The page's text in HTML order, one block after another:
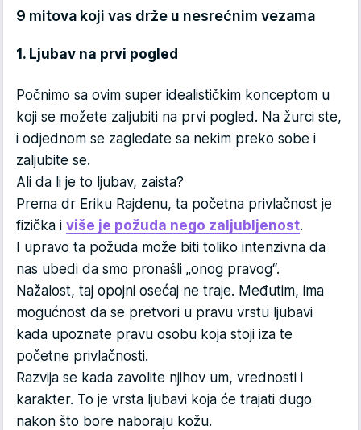
9 mitova koji vas drže u nesrećnim vezama
1. Ljubav na prvi pogled
Počnimo sa ovim super idealističkim konceptom u
koji se možete zaljubiti na prvi pogled. Na žurci ste,
i odjednom se zagledate sa nekim preko sobe i
zaljubite se.
Ali da li je to ljubav, zaista?
Prema dr Eriku Rajdenu, ta početna privlačnost je
fizička i više je požuda nego zaljubljenost.
I upravo ta požuda može biti toliko intenzivna da
nas ubedi da smo pronašli „onog pravog“.
Nažalost, taj opojni osećaj ne traje. Međutim, ima
mogućnost da se pretvori u pravu vrstu ljubavi
kada upoznate pravu osobu koja stoji iza te
početne privlačnosti.
Razvija se kada zavolite njihov um, vrednosti i
karakter. To je vrsta ljubavi koja će trajati dugo
nakon što bore naboraju kožu.